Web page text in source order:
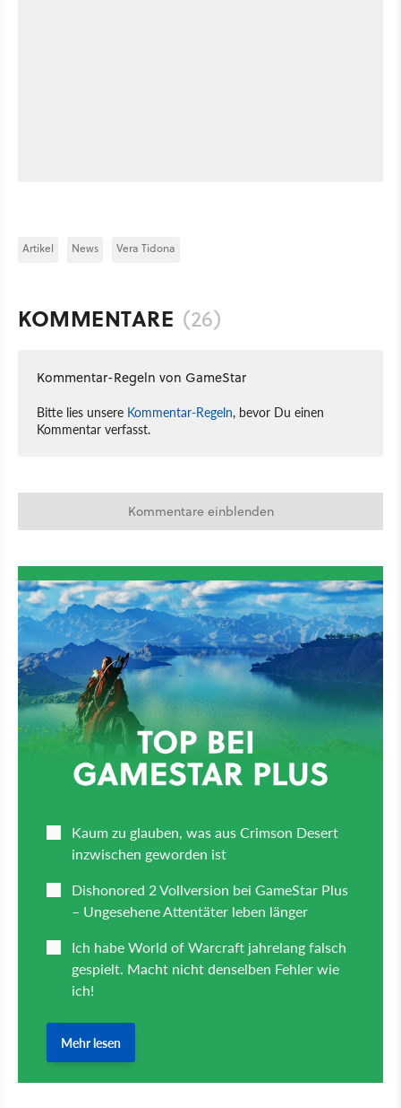
Artikel News Vera Tidona
KOMMENTARE (26)
Kommentar-Regeln von GameStar
Bitte lies unsere Kommentar-Regeln, bevor Du einen
Kommentar verfasst.
Kommentare einblenden